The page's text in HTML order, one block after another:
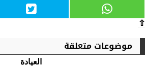
⇧
موضوعات متعلقة
العيادة